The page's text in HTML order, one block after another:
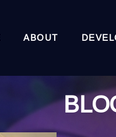
ABOUT